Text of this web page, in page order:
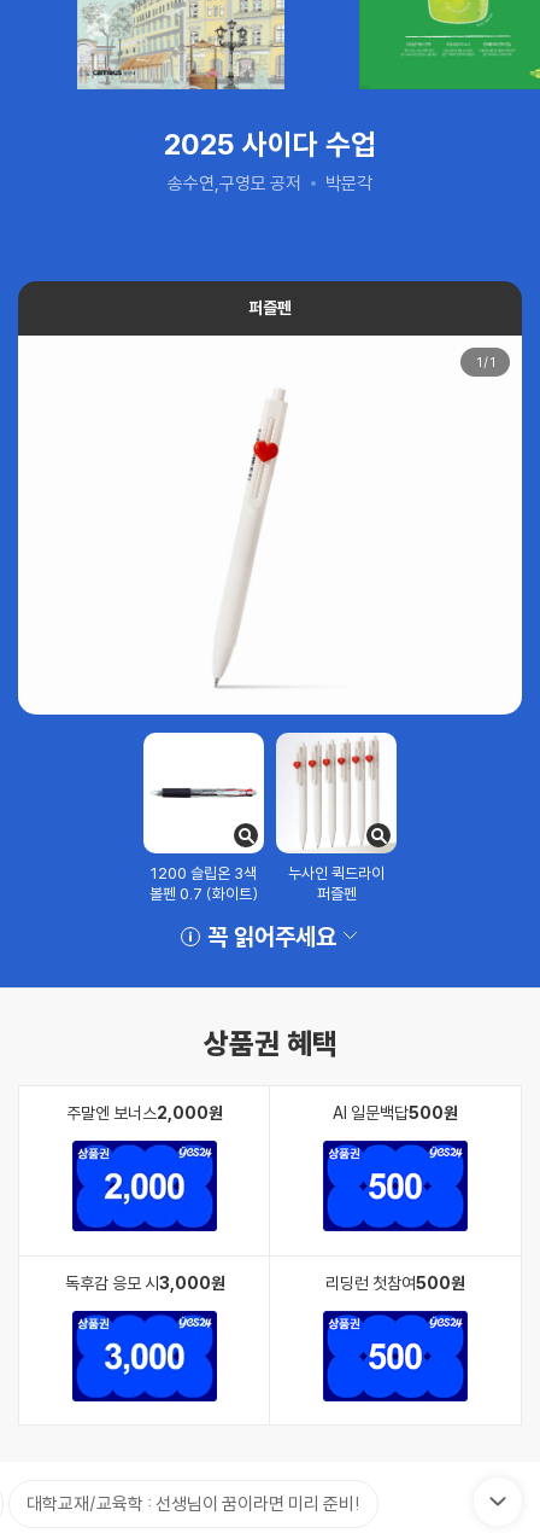
2025 사이다 수업
송수연,구영모 공저 박문각
퍼즐펜
1 /1
1200 슬립온 3색
볼펜 0.7 (화이트)
누사인 퀵드라이
퍼즐펜
꼭 읽어주세요
상품권 혜택
주말엔 보너스2,000원 AI 일문백답500원
독후감 응모 시3,000원 리딩런 첫참여500원
대학교재/교육학 : 선생님이 꿈이라면 미리 준비!